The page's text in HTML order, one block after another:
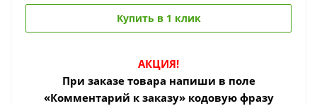
Купить в 1 клик
АКЦИЯ!
При заказе товара напиши в поле
«Комментарий к заказу» кодовую фразу